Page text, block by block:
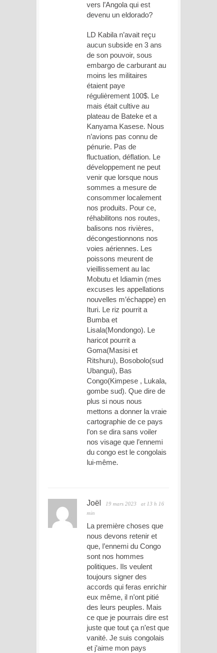
vers l’Angola qui est
devenu un eldorado?
LD Kabila n’avait reçu
aucun subside en 3 ans
de son pouvoir, sous
embargo de carburant au
moins les militaires
étaient paye
régulièrement 100$. Le
mais était cultive au
plateau de Bateke et a
Kanyama Kasese. Nous
n’avions pas connu de
pénurie. Pas de
fluctuation, déflation. Le
développement ne peut
venir que lorsque nous
sommes a mesure de
consommer localement
nos produits. Pour ce,
réhabilitons nos routes,
balisons nos rivières,
décongestionnons nos
voies aériennes. Les
poissons meurent de
vieillissement au lac
Mobutu et Idiamin (mes
excuses les appellations
nouvelles m’échappe) en
Ituri. Le riz pourrit a
Bumba et
Lisala(Mondongo). Le
haricot pourrit a
Goma(Masisi et
Ritshuru), Bosobolo(sud
Ubangui), Bas
Congo(Kimpese , Lukala,
gombe sud). Que dire de
plus si nous nous
mettons a donner la vraie
cartographie de ce pays
l’on se dira sans voiler
nos visage que l’ennemi
du congo est le congolais
lui-même.
Joël 19 mars 2023
at 13 h 16
min
La première choses que
nous devons retenir et
que, l’ennemi du Congo
sont nos hommes
politiques. Ils veulent
toujours signer des
accords qui feras enrichir
eux même, il n’ont pitié
des leurs peuples. Mais
ce que je pourrais dire est
juste que tout ça n’est que
vanité. Je suis congolais
et j’aime mon pays